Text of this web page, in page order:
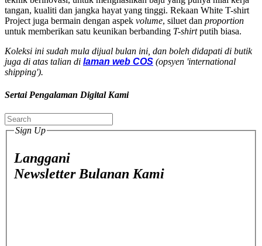
tangan, kualiti dan jangka hayat yang tinggi. Rekaan White T-shirt
Project juga bermain dengan aspek volume, siluet dan proportion
untuk memberikan satu keunikan berbanding T-shirtputih biasa.
Koleksi ini sudah mula dijual bulan ini, dan boleh didapati di butik
juga di atas talian di laman web COS (opsyen 'international
shipping').
Sertai Pengalaman Digital Kami
Sign Up
Langgani
Newsletter Bulanan Kami